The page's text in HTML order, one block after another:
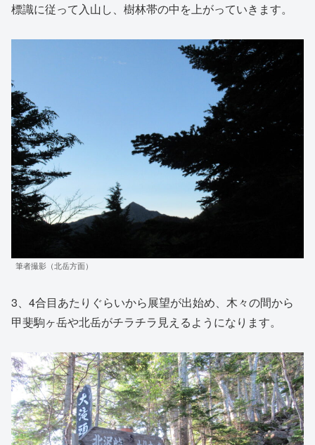
標識に従って入山し、樹林帯の中を上がっていきます。
筆者撮影（北岳方面）
3、4合目あたりぐらいから展望が出始め、木々の間から
甲斐駒ヶ岳や北岳がチラチラ見えるようになります。